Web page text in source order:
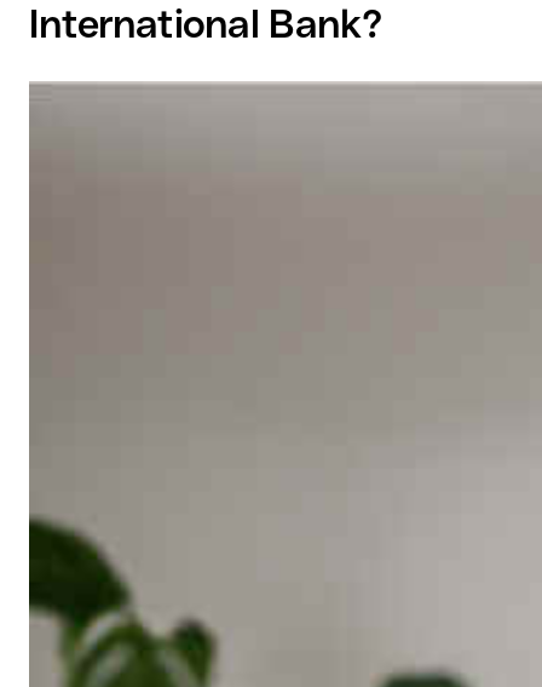
International Bank?